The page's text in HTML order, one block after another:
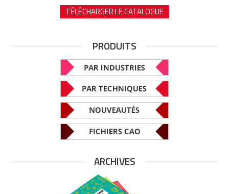
TÉLÉCHARGER LE CATALOGUE
PRODUITS
ARCHIVES